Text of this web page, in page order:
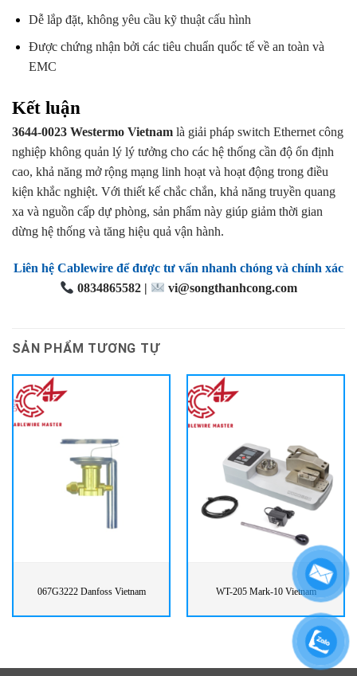
Dễ lắp đặt, không yêu cầu kỹ thuật cấu hình
Được chứng nhận bởi các tiêu chuẩn quốc tế về an toàn và
EMC
Kết luận
3644-0023 Westermo Vietnam là giải pháp switch Ethernet công
nghiệp không quản lý lý tưởng cho các hệ thống cần độ ổn định
cao, khả năng mở rộng mạng linh hoạt và hoạt động trong điều
kiện khắc nghiệt. Với thiết kế chắc chắn, khả năng truyền quang
xa và nguồn cấp dự phòng, sản phẩm này giúp giảm thời gian
dừng hệ thống và tăng hiệu quả vận hành.
Liên hệ Cablewire để được tư vấn nhanh chóng và chính xác
0834865582 |
vi@songthanhcong.com
SẢN PHẨM TƯƠNG TỰ
067G3222 Danfoss Vietnam WT-205 Mark-10 Vietnam